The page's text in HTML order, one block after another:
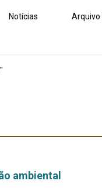
Notícias Arquivo
ambiental